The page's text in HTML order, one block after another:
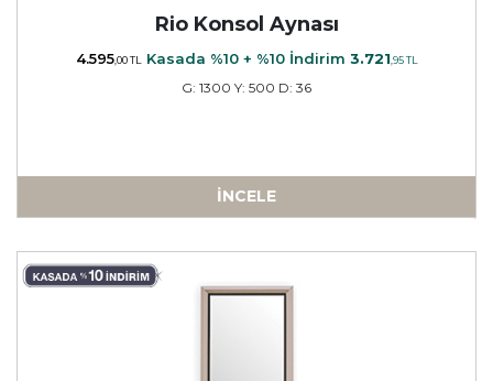
Rio Konsol Aynası
4.595,00 TL Kasada %10 + %10 İndirim 3.721,95 TL
G: 1300 Y: 500 D: 36
İNCELE
a